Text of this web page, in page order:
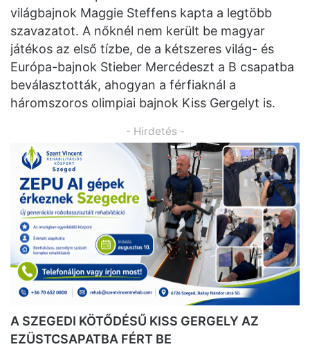
világbajnok Maggie Steffens kapta a legtöbb
szavazatot. A nőknél nem került be magyar
játékos az első tízbe, de a kétszeres világ- és
Európa-bajnok Stieber Mercédeszt a B csapatba
beválasztották, ahogyan a férfiaknál a
háromszoros olimpiai bajnok Kiss Gergelyt is.
- Hirdetés -
A SZEGEDI KÖTŐDÉSŰ KISS GERGELY AZ
EZÜSTCSAPATBA FÉRT BE